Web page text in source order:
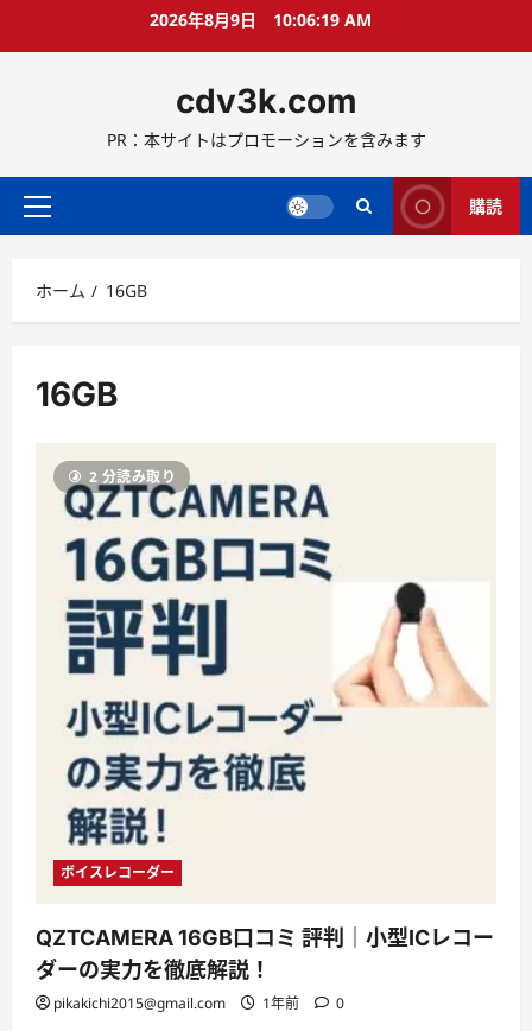
ス
ッ
2026年8月9日 10:06:19 AM
cdv3k.com
PR：本サイトはプロモーションを含みます
メ
メ
ニ
ー
購読
ホーム 16GB
16GB
2 分読み取り
ボイスレコーダー
QZTCAMERA 16GB口コミ 評判｜小型ICレコー
ダーの実力を徹底解説！
pikakichi2015@gmail.com 1年前 0